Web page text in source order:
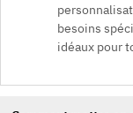
besoins
idéaux pour